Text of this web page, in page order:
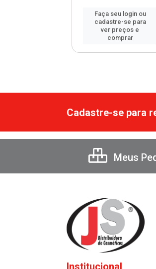
Faça seu login ou
cadastre-se para
ver preços e
comprar
Cadastre-se para
Meus